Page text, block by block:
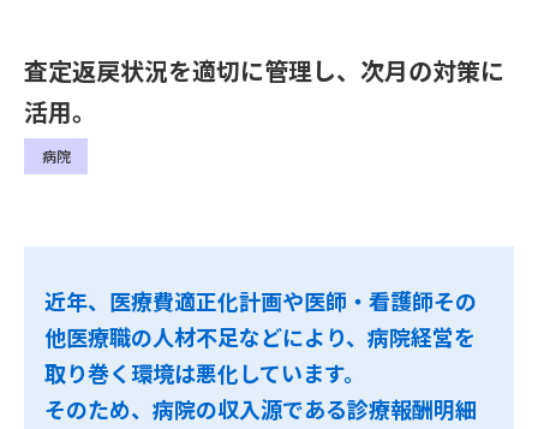
査定返戻状況を適切に管理し、次月の対策に
活用。
病院
近年、医療費適正化計画や医師・看護師その
他医療職の人材不足などにより、病院経営を
取り巻く環境は悪化しています。
そのため、病院の収入源である診療報酬明細